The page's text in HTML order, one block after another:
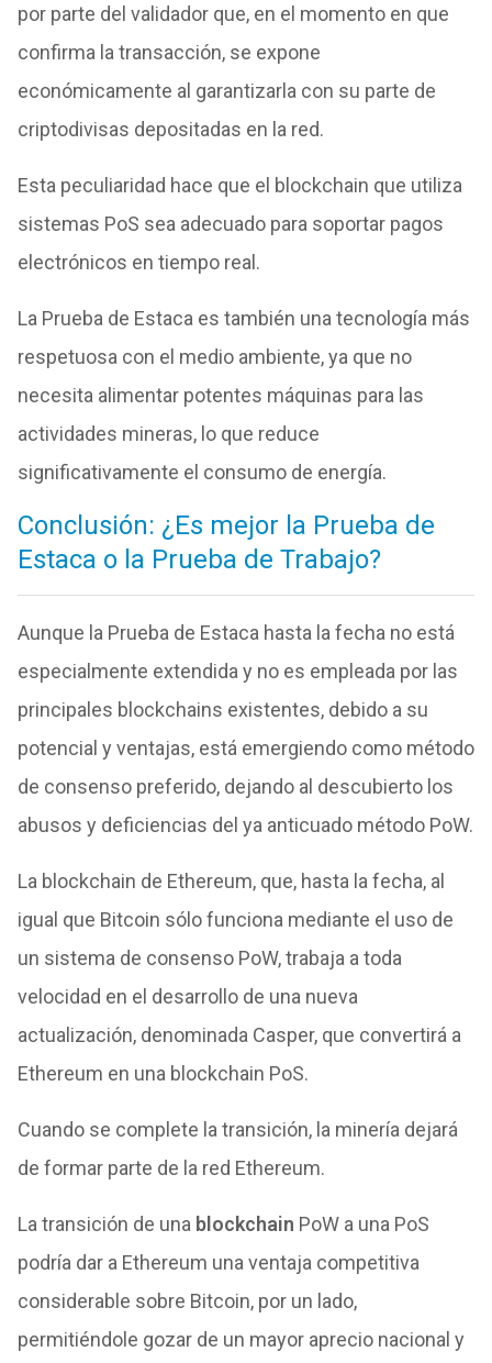
por parte del validador que, en el momento en que
confirma la transacción, se expone
económicamente al garantizarla con su parte de
criptodivisas depositadas en la red.
Esta peculiaridad hace que el blockchain que utiliza
sistemas PoS sea adecuado para soportar pagos
electrónicos en tiempo real.
La Prueba de Estaca es también una tecnología más
respetuosa con el medio ambiente, ya que no
necesita alimentar potentes máquinas para las
actividades mineras, lo que reduce
significativamente el consumo de energía.
Conclusión: ¿Es mejor la Prueba de
Estaca o la Prueba de Trabajo?
Aunque la Prueba de Estaca hasta la fecha no está
especialmente extendida y no es empleada por las
principales blockchains existentes, debido a su
potencial y ventajas, está emergiendo como método
de consenso preferido, dejando al descubierto los
abusos y deficiencias del ya anticuado método PoW.
La blockchain de Ethereum, que, hasta la fecha, al
igual que Bitcoin sólo funciona mediante el uso de
un sistema de consenso PoW, trabaja a toda
velocidad en el desarrollo de una nueva
actualización, denominada Casper, que convertirá a
Ethereum en una blockchain PoS.
Cuando se complete la transición, la minería dejará
de formar parte de la red Ethereum.
La transición de una blockchain PoW a una PoS
podría dar a Ethereum una ventaja competitiva
considerable sobre Bitcoin, por un lado,
permitiéndole gozar de un mayor aprecio nacional y